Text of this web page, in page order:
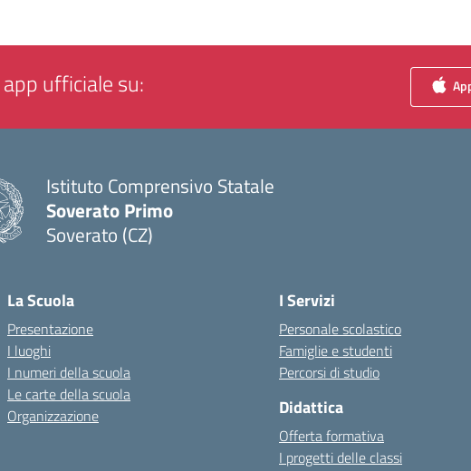
ufficiale su:
Istituto Comprensivo Statale
Soverato Primo
Soverato (CZ)
La Scuola
Presentazione
I luoghi
I numeri della scuola
Le carte della scuola
Organizzazione
I Servizi
Personale scolastico
Famiglie e studenti
Percorsi di studio
Didattica
Offerta formativa
I progetti delle classi